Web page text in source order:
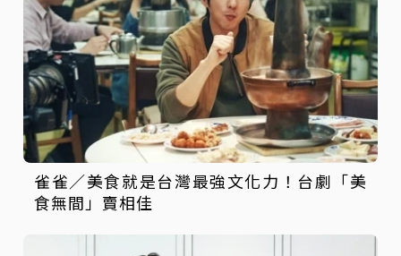
雀雀／美食就是台灣最強文化力！台劇「美
食無間」賣相佳